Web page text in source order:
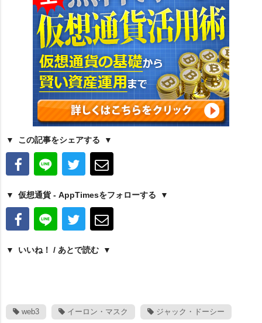
この記事をシェアする
仮想通貨 - AppTimesをフォローする
いいね！ / あとで読む
web3 イーロン・マスク ジャック・ドーシー